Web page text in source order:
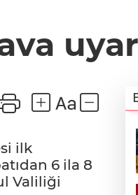
ilk
6 ila 8
Valiliği